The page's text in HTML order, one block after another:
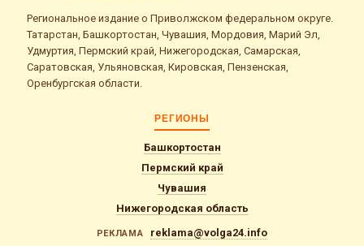
Региональное издание о Приволжском федеральном округе.
Татарстан, Башкортостан, Чувашия, Мордовия, Марий Эл,
Удмуртия, Пермский край, Нижегородская, Самарская,
Саратовская, Ульяновская, Кировская, Пензенская,
Оренбургская области.
РЕГИОНЫ
Башкортостан
Пермский край
Чувашия
Нижегородская область
РЕКЛАМА reklama@volga24.info